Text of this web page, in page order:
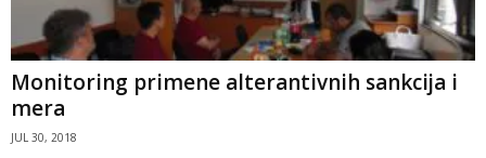
Monitoring primene alterantivnih sankcija i
mera
JUL 30, 2018